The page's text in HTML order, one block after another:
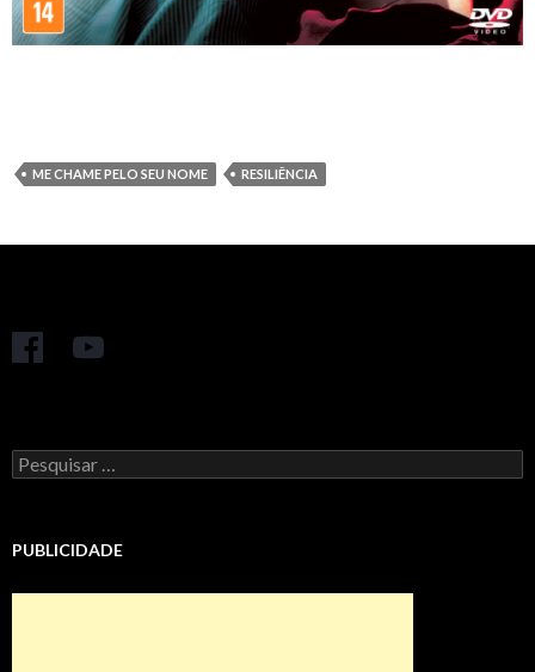
ME CHAME PELO SEU NOME RESILIÊNCIA
Pesquisar
por:
PUBLICIDADE